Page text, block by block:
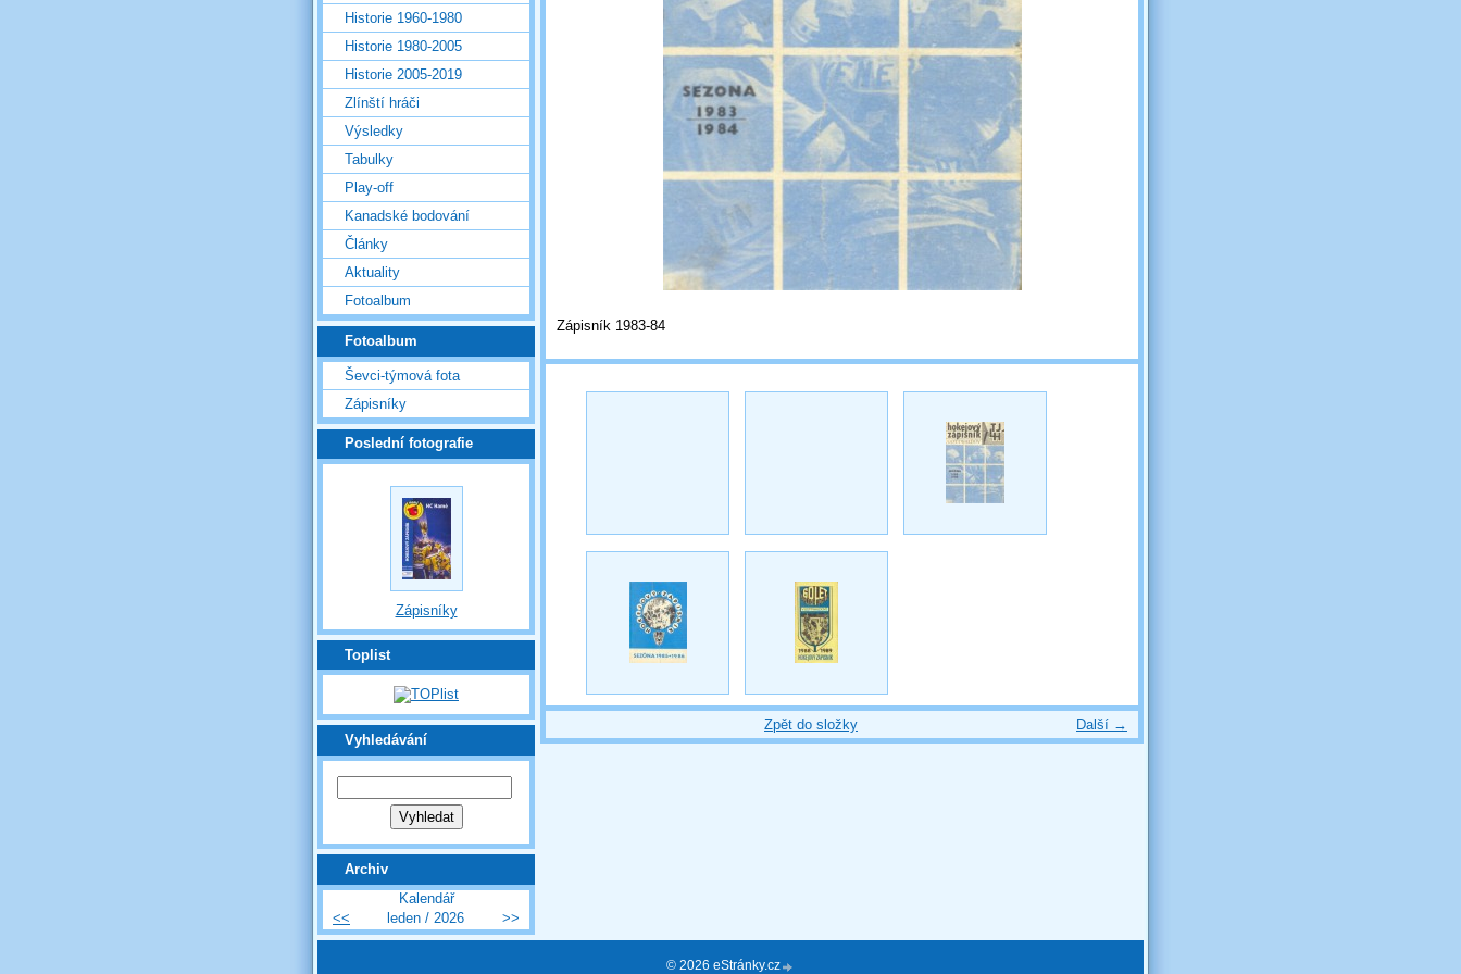
Zápisník 1983-84
Další →
Zpět do složky
Historie 1960-1980
Historie 1980-2005
Historie 2005-2019
Zlínští hráči
Výsledky
Tabulky
Play-off
Kanadské bodování
Články
Aktuality
Fotoalbum
Fotoalbum
Ševci-týmová fota
Zápisníky
Poslední fotografie
Zápisníky
Toplist
Vyhledávání
Archiv
Kalendář
<<
leden / 2026 >>
© 2026 eStránky.cz